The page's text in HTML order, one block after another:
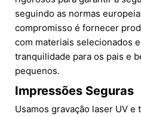
seguindo as normas
compromisso é fornecer
com materiais selecionados
tranquilidade para os pais e
pequenos.
Impressões Seguras
Usamos gravação laser UV